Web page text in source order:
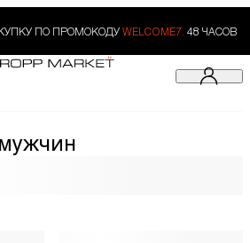
ПО ПРОМОКОДУ WELCOME7. 48 ЧАСОВ